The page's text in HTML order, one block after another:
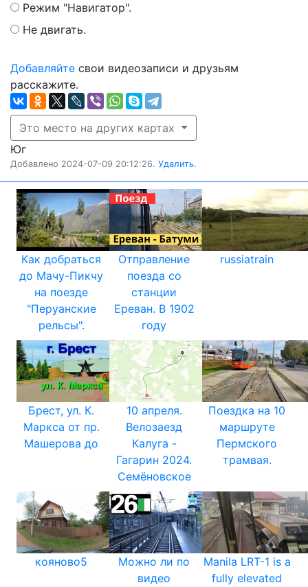
Режим "Навигатор".
Не двигать.
Добавляйте свои видеозаписи и друзьям
расскажите.
Это место на других картах
Юг
Добавлено 2024-07-09 20:12:26. Удалить.
Как добраться
до Мачу-Пикчу
на поезде
"Перуанские
рельсы".
Отправление
поезда со
станции
Ереван. В 1902
году
russiatrain
Брест, ул. К.
Маркса от пр.
Машерова до
10 апреля.
Велозаезд
Калуга -
Гагарин 2024.
Семёновское
Поездка на 10
маршруте
Пермского
трамвая.
кояново5
Можно ли по
видео
Manila LRT-1 is a
fully elevated